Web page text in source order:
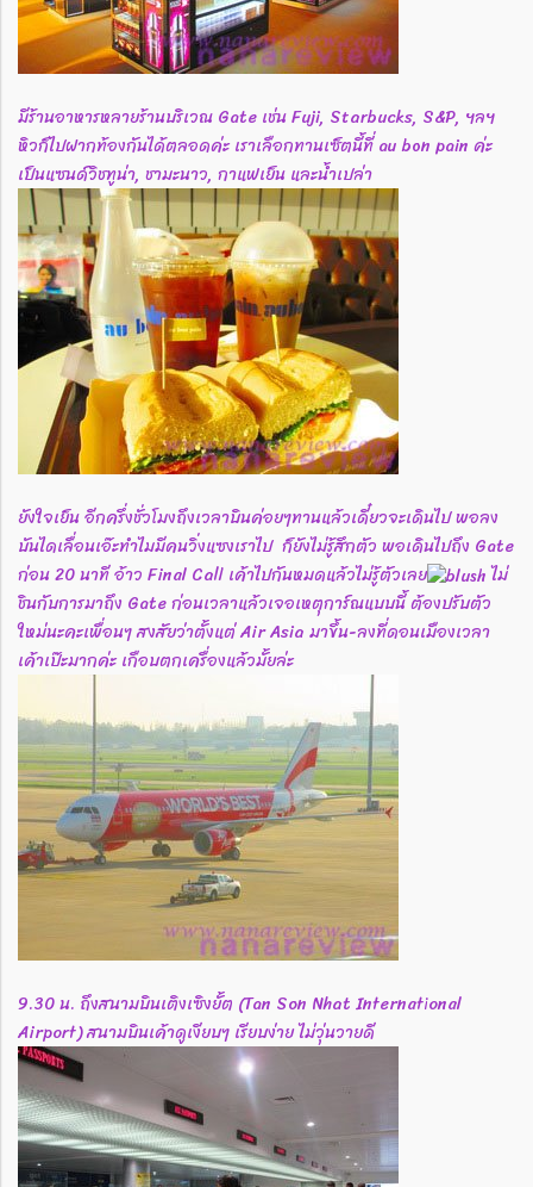
มีร้านอาหารหลายร้านบริเวณ Gate เช่น Fuji, Starbucks, S&P, ฯลฯ
หิวก็ไปฝากท้องกันได้ตลอดค่ะ เราเลือกทานเซ็ตนี้ที่ au bon pain ค่ะ
เป็นแซนด์วิชทูน่า, ชามะนาว, กาแฟเย็น และน้ำเปล่า
ยังใจเย็น อีกครึ่งชั่วโมงถึงเวลาบินค่อยๆทานแล้วเดี๋ยวจะเดินไป พอลง
บันไดเลื่อนเอ๊ะทำไมมีคนวิ่งแซงเราไป ก็ยังไม่รู้สึกตัว พอเดินไปถึง Gate
ก่อน 20 นาที อ้าว Final Call เค้าไปกันหมดแล้วไม่รู้ตัวเลย
ไม่
ชินกับการมาถึง Gate ก่อนเวลาแล้วเจอเหตุการ์ณแบบนี้ ต้องปรับตัว
ใหม่นะคะเพื่อนๆ สงสัยว่าตั้งแต่ Air Asia มาขึ้น-ลงที่ดอนเมืองเวลา
เค้าเป๊ะมากค่ะ เกือบตกเครื่องแล้วมั้ยล่ะ
9.30 น. ถึงสนามบินเติงเซิงยั้ต (Tan Son Nhat International
Airport) สนามบินเค้าดูเงียบๆ เรียบง่าย ไม่วุ่นวายดี